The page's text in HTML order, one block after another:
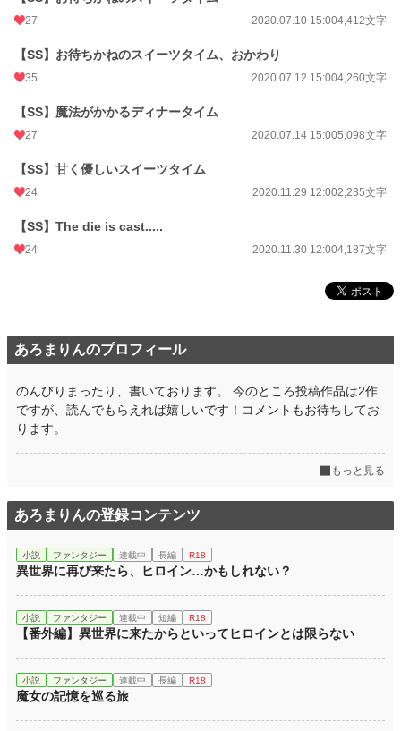
27 2020.07.10 15:004,412文字
【SS】お待ちかねのスイーツタイム、おかわり
35 2020.07.12 15:004,260文字
【SS】魔法がかかるディナータイム
27 2020.07.14 15:005,098文字
【SS】甘く優しいスイーツタイム
24 2020.11.29 12:002,235文字
【SS】The die is cast.....
24 2020.11.30 12:004,187文字
あろまりんのプロフィール
のんびりまったり、書いております。 今のところ投稿作品は2作
ですが、読んでもらえれば嬉しいです！コメントもお待ちしてお
ります。
もっと見る
あろまりんの登録コンテンツ
小説 ファンタジー 連載中 長編 R18
異世界に再び来たら、ヒロイン…かもしれない？
小説 ファンタジー 連載中 短編 R18
【番外編】異世界に来たからといってヒロインとは限らない
小説 ファンタジー 連載中 長編 R18
魔女の記憶を巡る旅